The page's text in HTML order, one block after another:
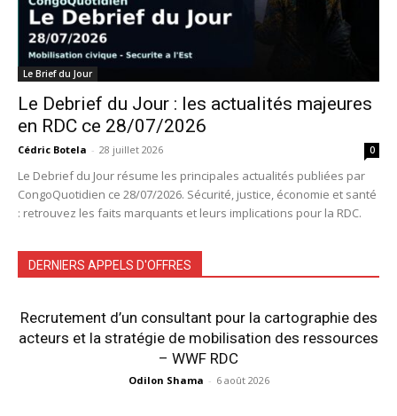
Le Brief du Jour
Le Debrief du Jour : les actualités majeures
en RDC ce 28/07/2026
Cédric Botela - 28 juillet 2026 0
Le Debrief du Jour résume les principales actualités publiées par
CongoQuotidien ce 28/07/2026. Sécurité, justice, économie et santé
: retrouvez les faits marquants et leurs implications pour la RDC.
DERNIERS APPELS D'OFFRES
Recrutement d’un consultant pour la cartographie des
acteurs et la stratégie de mobilisation des ressources
– WWF RDC
Odilon Shama - 6 août 2026